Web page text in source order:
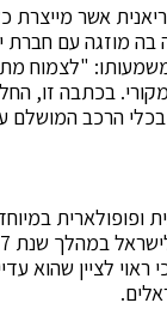
אשר מייצרת
עד לשנת 1998, השנה בה
"לצמוח
הרכב המושלם
ופופולארית
לציין שהוא